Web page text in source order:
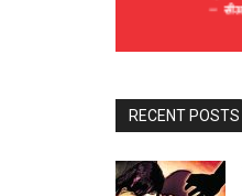
RECENT POSTS